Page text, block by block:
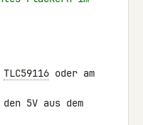
TLC59116